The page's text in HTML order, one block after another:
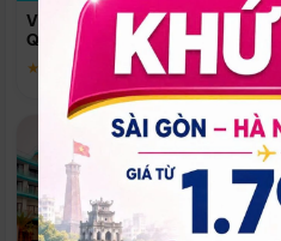
Vinpearl Resort & Spa Phu
Quoc
★ 5.0